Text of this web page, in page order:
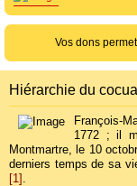
Vos dons
Hiérarchie du
François-
1772 ; il
Montmartre, le 10
derniers temps de sa
[1] .